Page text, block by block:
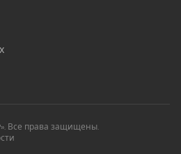
Все права защищены.